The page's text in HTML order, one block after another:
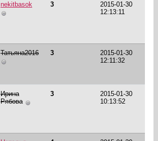
nekitbasok 3
2015-01-30
12:13:11
Татьяна2016 3
2015-01-30
12:11:32
Ирина
Рябова
3
2015-01-30
10:13:52